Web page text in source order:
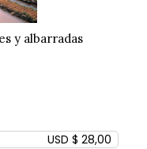
y albarradas
USD $ 28,00